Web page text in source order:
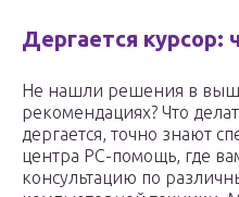
Дергается курсор:
Не нашли решения в
рекомендациях? Что
дергается, точно знают
центра PC-помощь, где
консультацию по